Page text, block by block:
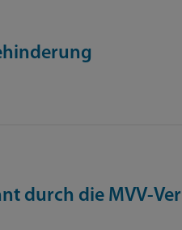
durch die MVV-